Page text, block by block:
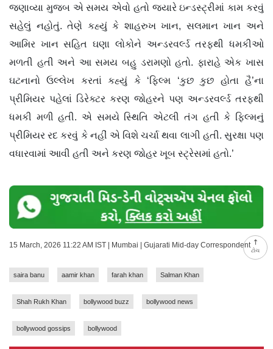
ટોચ
જણાવ્યા મુજબ એ સમય એવો હતો જ્યારે ઇન્ડસ્ટ્રીમાં કામ કરવું
સહેલું નહોતું. તેણે કહ્યું કે શાહરુખ ખાન, સલમાન ખાન અને
આમિર ખાન સહિત ઘણા લોકોને અન્ડરવર્લ્ડ તરફથી ધમકીઓ
મળતી હતી અને આ સમય બહુ ડરામણો હતો. ફારાહે એક ખાસ
ઘટનાનો ઉલ્લેખ કરતાં કહ્યું કે ‘ફિલ્મ ‘કુછ કુછ હોતા હૈ’ના
પ્રીમિયર પહેલાં ડિરેક્ટર કરણ જોહરને પણ અન્ડરવર્લ્ડ તરફથી
ધમકી મળી હતી. એ સમયે સ્થિતિ એટલી તંગ હતી કે ફિલ્મનું
પ્રીમિયર રદ કરવું કે નહીં એ વિશે ચર્ચા થવા લાગી હતી. સુરક્ષા પણ
વધારવામાં આવી હતી અને કરણ જોહર ખૂબ સ્ટ્રેસમાં હતો.’
15 March, 2026 11:22 AM IST | Mumbai | Gujarati Mid-day Correspondent
saira banu aamir khan farah khan Salman Khan
Shah Rukh Khan bollywood buzz bollywood news
bollywood gossips bollywood